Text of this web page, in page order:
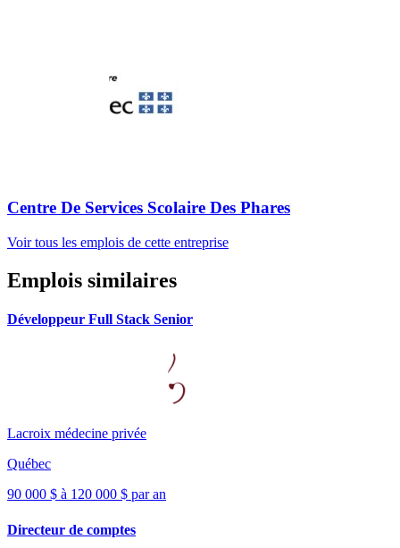
Centre De Services Scolaire Des Phares
Voir tous les emplois de cette entreprise
Emplois similaires
Développeur Full Stack Senior
Lacroix médecine privée
Québec
90 000 $ à 120 000 $ par an
Directeur de comptes